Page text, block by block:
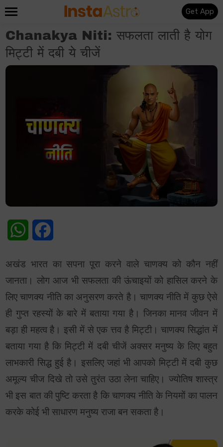
Get App
Chanakya Niti: सफलता लाती है योग
मिट्टी में दबी ये चीजें
WhatsApp
अखंड भारत का सपना पूरा करने वाले चाणक्य को कौन नहीं
जानता। लोग आज भी सफलता की ऊंचाइयों को हासिल करने के
लिए चाणक्य नीति का अनुसरण करते है। चाणक्य नीति में कुछ ऐसे
ही गुप्त रहस्यों के बारे में बताया गया है। जिनका मानव जीवन में
बड़ा ही महत्व है। इसी में से एक त्तव है मिट्टी। चाणक्य सिद्धांत में
बताया गया है कि मिट्टी में दबी चीजें अक्सर मनुष्य के लिए बहुत
लाभकारी सिद्ध हुई है। इसलिए जहां भी आपको मिट्टी में दबी कुछ
अमूल्य चीज दिखे तो उसे तुरंत उठा लेना चाहिए। ज्योतिष शास्त्र
भी इस बात की पुष्टि करता है कि चाणक्य नीति के नियमों का पालन
करके कोई भी साधारण मनुष्य राजा बन सकता है।